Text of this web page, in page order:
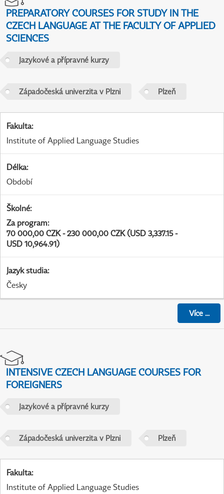
PREPARATORY COURSES FOR STUDY IN THE
CZECH LANGUAGE AT THE FACULTY OF APPLIED
SCIENCES
Jazykové a přípravné kurzy
Západočeská univerzita v Plzni Plzeň
Fakulta:
Institute of Applied Language Studies
Délka:
Období
Školné:
Za program:
70 000,00 CZK - 230 000,00 CZK (USD 3,337.15 -
USD 10,964.91)
Jazyk studia:
Česky
Více...
INTENSIVE CZECH LANGUAGE COURSES FOR
FOREIGNERS
Jazykové a přípravné kurzy
Západočeská univerzita v Plzni Plzeň
Fakulta:
Institute of Applied Language Studies